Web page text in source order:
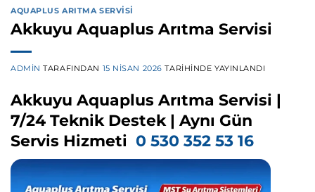
AQUAPLUS ARITMA SERVISI
Akkuyu Aquaplus Arıtma Servisi
ADMIN TARAFINDAN 15 NISAN 2026 TARIHINDE YAYINLANDI
Akkuyu Aquaplus Arıtma Servisi |
7/24 Teknik Destek | Aynı Gün
Servis Hizmeti 0 530 352 53 16